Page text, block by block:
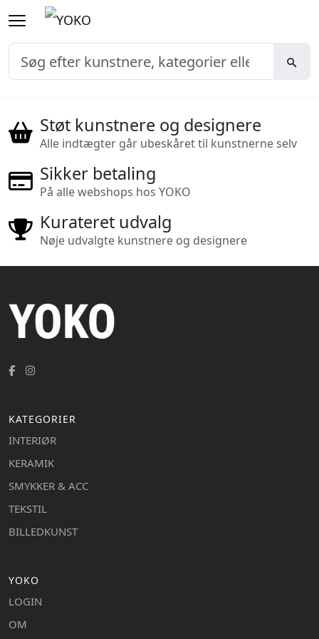
Støt kunstnere og designere
Alle indtægter går ubeskåret til kunstnerne selv
Sikker betaling
På alle webshops hos YOKO
Kurateret udvalg
Nøje udvalgte kunstnere og designere
KATEGORIER
INTERIØR
KERAMIK
SMYKKER & ACC
TEKSTIL
BILLEDKUNST
YOKO
LOGIN
OM